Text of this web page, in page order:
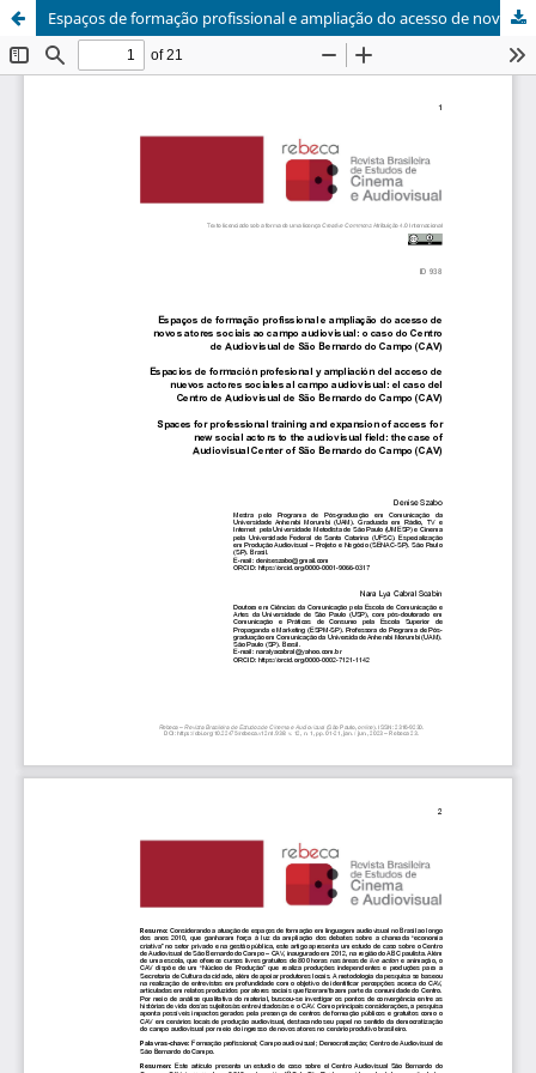
Espaços de formação profissional e ampliação do acesso de novos atores sociais ao campo audiovisual